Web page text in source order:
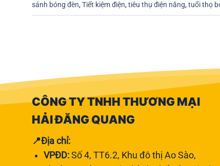
sánh bóng đèn,Tiết kiệm điện,tiêu thụ điện năng,tuổi thọ
CÔNG TY TNHH THƯƠNG MẠI
HẢI ĐĂNG QUANG
📍Địa chỉ:
VPĐD: Số 4, TT6.2, Khu đô thị Ao Sào,